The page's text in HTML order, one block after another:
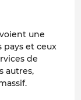
une
pays et ceux
de
autres,